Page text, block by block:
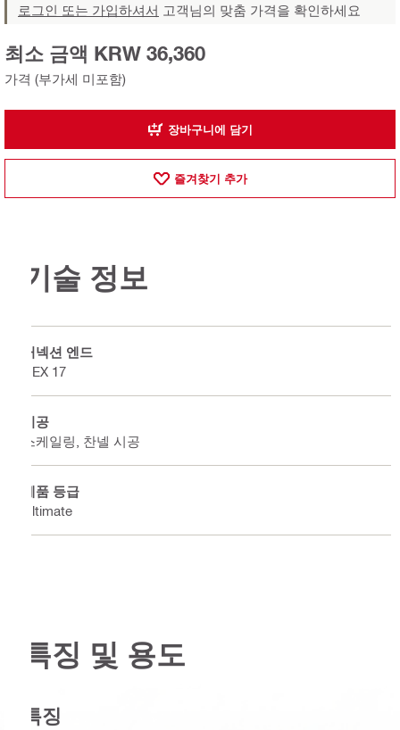
로그인 또는 가입하셔서 고객님의 맞춤 가격을 확인하세요
가격 (부가세 미포함)
최소 금액 KRW 36,360
장바구니에 담기
즐겨찾기 추가
기술 정보
커넥션 엔드
HEX 17
시공
스케일링, 찬넬 시공
제품 등급
Ultimate
특징 및 용도
특징